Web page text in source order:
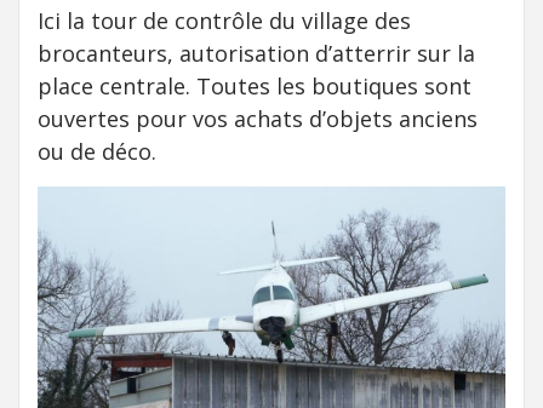
Ici la tour de contrôle du village des
brocanteurs, autorisation d’atterrir sur la
place centrale. Toutes les boutiques sont
ouvertes pour vos achats d’objets anciens
ou de déco.